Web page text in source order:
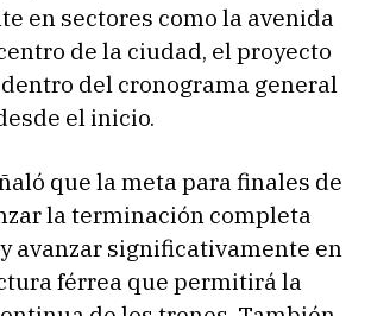
en sectores como la avenida
de la ciudad, el proyecto
del cronograma general
el inicio.
que la meta para finales de
la terminación completa
avanzar significativamente en
férrea que permitirá la